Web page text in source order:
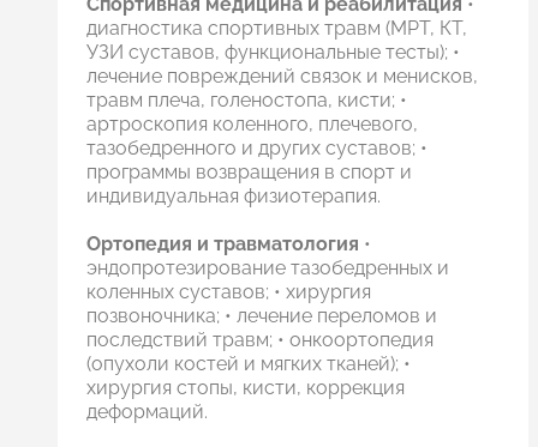
диагностика спортивных травм (МРТ, КТ,
УЗИ суставов, функциональные тесты); •
лечение повреждений связок и менисков,
травм плеча, голеностопа, кисти; •
артроскопия коленного, плечевого,
тазобедренного и других суставов; •
программы возвращения в спорт и
индивидуальная физиотерапия.
Ортопедия и травматология •
эндопротезирование тазобедренных и
коленных суставов; • хирургия
позвоночника; • лечение переломов и
последствий травм; • онкоортопедия
(опухоли костей и мягких тканей); •
хирургия стопы, кисти, коррекция
деформаций.